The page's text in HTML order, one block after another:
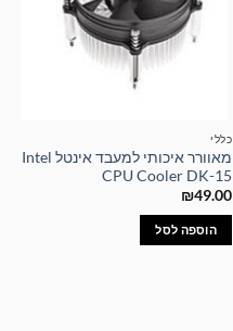
כללי
מאוורר איכותי למעבד אינטל Intel
CPU Cooler DK-15
₪49.00
הוספה לסל